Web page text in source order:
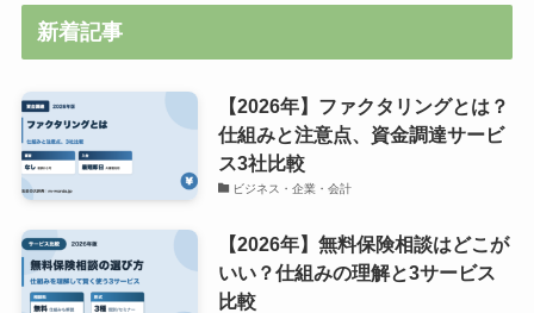
新着記事
【2026年】ファクタリングとは？
仕組みと注意点、資金調達サービ
ス3社比較
ビジネス・企業・会計
【2026年】無料保険相談はどこが
いい？仕組みの理解と3サービス
比較